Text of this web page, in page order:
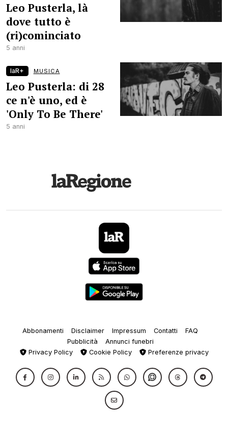
Leo Pusterla, là
dove tutto è
(ri)cominciato
5 anni
laR+ MUSICA
Leo Pusterla: di 28
ce n'è uno, ed è
'Only To Be There'
5 anni
Abbonamenti Disclaimer Impressum Contatti
FAQ
Pubblicità
Annunci funebri
Privacy Policy
Cookie Policy Preferenze privacy